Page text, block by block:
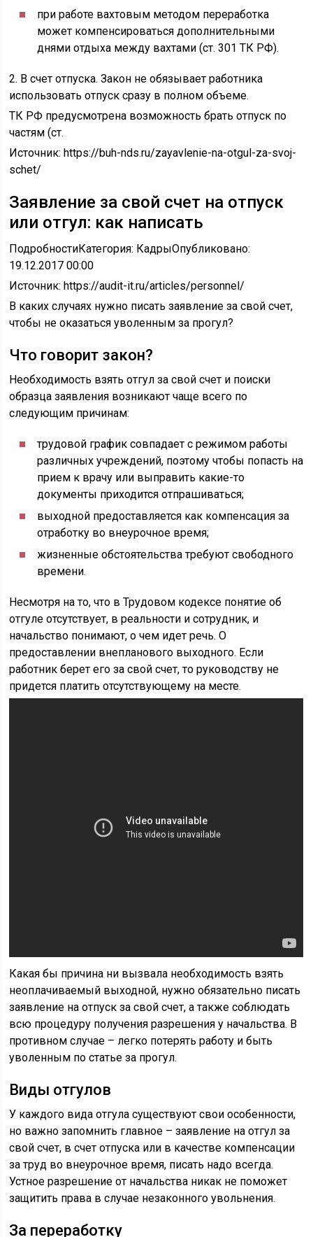
при работе вахтовым методом переработка
может компенсироваться дополнительными
днями отдыха между вахтами (ст. 301 ТК РФ).
2. В счет отпуска. Закон не обязывает работника
использовать отпуск сразу в полном объеме.
ТК РФ предусмотрена возможность брать отпуск по
частям (ст.
Источник:https://buh-nds.ru/zayavlenie-na-otgul-za-svoj-
schet/
Заявление за свой счет на отпуск
или отгул: как написать
ПодробностиКатегория: КадрыОпубликовано:
19.12.2017 00:00
Источник: https://audit-it.ru/articles/personnel/
В каких случаях нужно писать заявление за свой счет,
чтобы не оказаться уволенным за прогул?
Что говорит закон?
Необходимость взять отгул за свой счет и поиски
образца заявления возникают чаще всего по
следующим причинам:
трудовой график совпадает с режимом работы
различных учреждений, поэтому чтобы попасть на
прием к врачу или выправить какие-то
документы приходится отпрашиваться;
выходной предоставляется как компенсация за
отработку во внеурочное время;
жизненные обстоятельства требуют свободного
времени.
Несмотря на то, что в Трудовом кодексе понятие об
отгуле отсутствует, в реальности и сотрудник, и
начальство понимают, о чем идет речь. О
предоставлении внепланового выходного. Если
работник берет его за свой счет, то руководству не
придется платить отсутствующему на месте.
Какая бы причина ни вызвала необходимость взять
неоплачиваемый выходной, нужно обязательно писать
заявление на отпуск за свой счет, а также соблюдать
всю процедуру получения разрешения у начальства. В
противном случае – легко потерять работу и быть
уволенным по статье за прогул.
Виды отгулов
У каждого вида отгула существуют свои особенности,
но важно запомнить главное – заявление на отгул за
свой счет, в счет отпуска или в качестве компенсации
за труд во внеурочное время, писать надо всегда.
Устное разрешение от начальства никак не поможет
защитить права в случае незаконного увольнения.
За переработку